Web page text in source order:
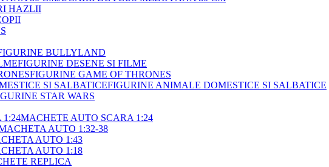
HAZLII
BULLYLAND
FIGURINE DESENE SI FILME
FIGURINE GAME OF THRONES
FIGURINE ANIMALE DOMESTICE SI SALBATICE
STAR WARS
MACHETE AUTO SCARA 1:24
AUTO 1:32-38
AUTO 1:43
AUTO 1:18
REPLICA